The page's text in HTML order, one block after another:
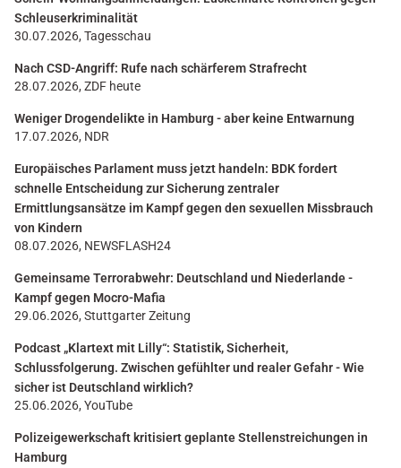
Schleuserkriminalität
30.07.2026, Tagesschau
Nach CSD-Angriff: Rufe nach schärferem Strafrecht
28.07.2026, ZDF heute
Weniger Drogendelikte in Hamburg - aber keine Entwarnung
17.07.2026, NDR
Europäisches Parlament muss jetzt handeln: BDK fordert
schnelle Entscheidung zur Sicherung zentraler
Ermittlungsansätze im Kampf gegen den sexuellen Missbrauch
von Kindern
08.07.2026, NEWSFLASH24
Gemeinsame Terrorabwehr: Deutschland und Niederlande -
Kampf gegen Mocro-Mafia
29.06.2026, Stuttgarter Zeitung
Podcast „Klartext mit Lilly“: Statistik, Sicherheit,
Schlussfolgerung. Zwischen gefühlter und realer Gefahr - Wie
sicher ist Deutschland wirklich?
25.06.2026, YouTube
Polizeigewerkschaft kritisiert geplante Stellenstreichungen in
Hamburg